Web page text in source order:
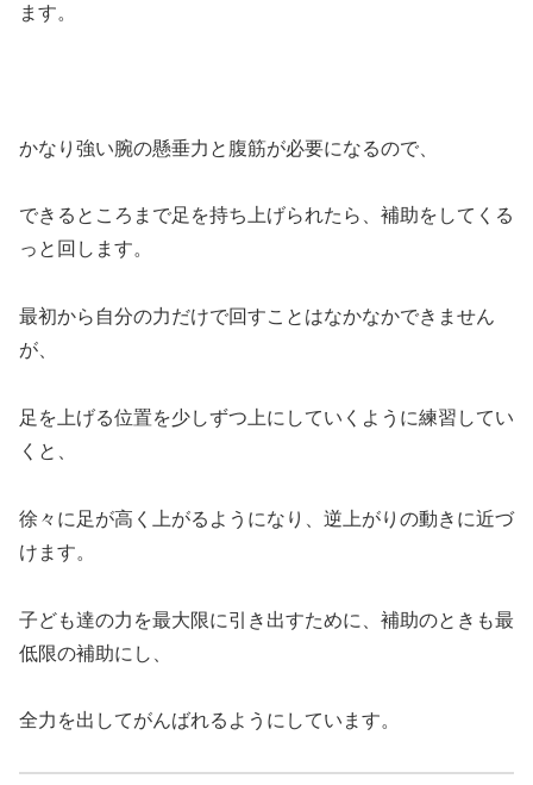
ます。
かなり強い腕の懸垂力と腹筋が必要になるので、
できるところまで足を持ち上げられたら、補助をしてくる
っと回します。
最初から自分の力だけで回すことはなかなかできません
が、
足を上げる位置を少しずつ上にしていくように練習してい
くと、
徐々に足が高く上がるようになり、逆上がりの動きに近づ
けます。
子ども達の力を最大限に引き出すために、補助のときも最
低限の補助にし、
全力を出してがんばれるようにしています。